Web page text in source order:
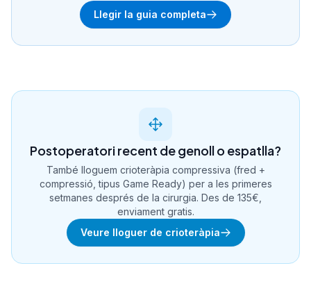
Llegir la guia completa
Postoperatori recent de genoll o espatlla?
També lloguem crioteràpia compressiva (fred +
compressió, tipus Game Ready) per a les primeres
setmanes després de la cirurgia. Des de 135€,
enviament gratis.
Veure lloguer de crioteràpia